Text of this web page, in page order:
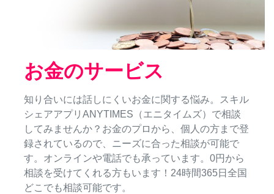
お金のサービス
知り合いには話しにくいお金に関する悩み。スキル
シェアアプリANYTIMES（エニタイムズ）で相談
してみませんか？お金のプロから、個人の方まで登
録されているので、ニーズに合った相談が可能で
す。オンラインや電話でも承っています。0円から
相談を受けてくれる方もいます！24時間365日全国
どこでも相談可能です。